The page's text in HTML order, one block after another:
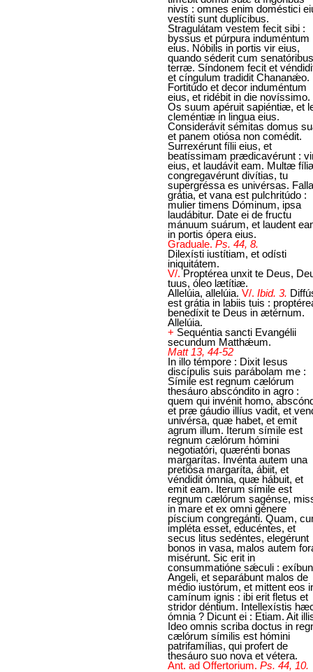
nivis : omnes enim doméstici
vestíti sunt duplícibus.
Stragulátam vestem fecit sibi :
byssus et púrpura induméntum
eius. Nóbilis in portis vir eius,
quando séderit cum senatóribus
terræ. Síndonem fecit et
et cíngulum tradidit Chananǽo.
Fortitúdo et decor induméntum
eius, et ridébit in die novíssimo.
Os suum apéruit sapiéntiæ, et
cleméntiæ in lingua eius.
Considerávit sémitas domus
et panem otiósa non comédit.
Surrexérunt fílii eius, et
beatíssimam prædicavérunt :
eius, et laudávit eam. Multæ
congregavérunt divítias, tu
supergréssa es univérsas.
grátia, et vana est pulchritúdo :
mulier timens Dóminum, ipsa
laudábitur. Date ei de fructu
mánuum suárum, et laudent
in portis ópera eius.
Graduale.Ps. 44, 8.
Dilexísti iustítiam, et odísti
iniquitátem.
V/.Proptérea unxit te Deus,
tuus, óleo lætítiæ.
Allelúia, allelúia. V/. Ibid. 3.
est grátia in labiis tuis :
benedíxit te Deus in ætérnum.
Allelúia.
+ Sequéntia sancti Evangélii
secundum Matthǽum.
Matt 13, 44-52
In illo témpore : Dixit Iesus
discípulis suis parábolam me :
Símile est regnum cælórum
thesáuro abscóndito in agro :
quem qui invénit homo,
et præ gáudio illíus vadit, et
univérsa, quæ habet, et emit
agrum illum. Iterum símile est
regnum cælórum hómini
negotiatóri, quærénti bonas
margarítas. Invénta autem una
pretiósa margaríta, ábiit, et
véndidit ómnia, quæ hábuit, et
emit eam. Iterum símile est
regnum cælórum sagénse,
in mare et ex omni génere
píscium congregánti. Quam,
impléta esset, educéntes, et
secus litus sedéntes, elegérunt
bonos in vasa, malos autem
misérunt. Sic erit in
consummatióne sǽculi :
Angeli, et separábunt malos de
médio iustórum, et mittent eos
camínum ignis : ibi erit fletus et
stridor déntium. Intellexístis
ómnia ? Dicunt ei : Etiam. Ait
Ideo omnis scriba doctus in
cælórum símilis est hómini
patrifamílias, qui profert de
thesáuro suo nova et vétera.
Ant. ad Offertorium. Ps. 44, 10.